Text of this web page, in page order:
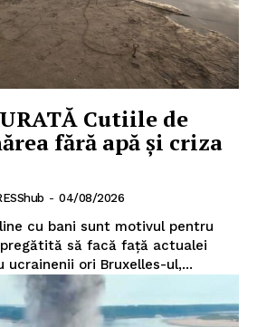
Cutiile de
fără apă și criza
- 04/08/2026
cu bani sunt motivul pentru
să facă față actualei
ucrainenii ori Bruxelles-ul,...